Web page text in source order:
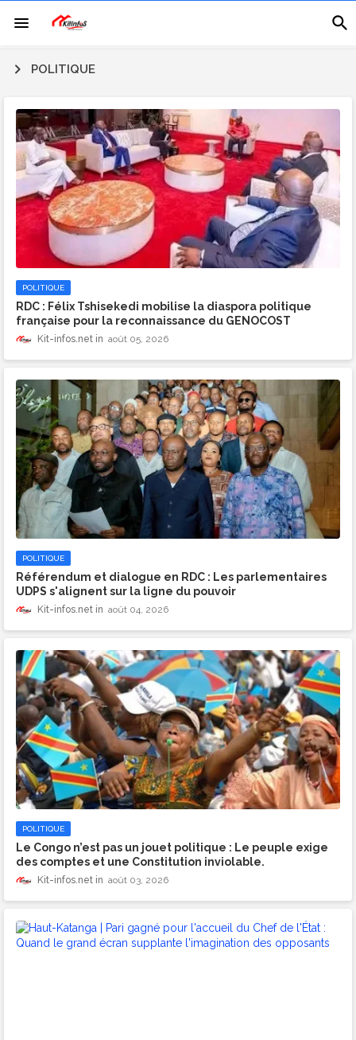
POLITIQUE
POLITIQUE
RDC : Félix Tshisekedi mobilise la diaspora politique
française pour la reconnaissance du GENOCOST
Kit-infos.net août 05, 2026
POLITIQUE
Référendum et dialogue en RDC : Les parlementaires
UDPS s'alignent sur la ligne du pouvoir
Kit-infos.net août 04, 2026
POLITIQUE
​Le Congo n’est pas un jouet politique : Le peuple exige
des comptes et une Constitution inviolable.
Kit-infos.net août 03, 2026